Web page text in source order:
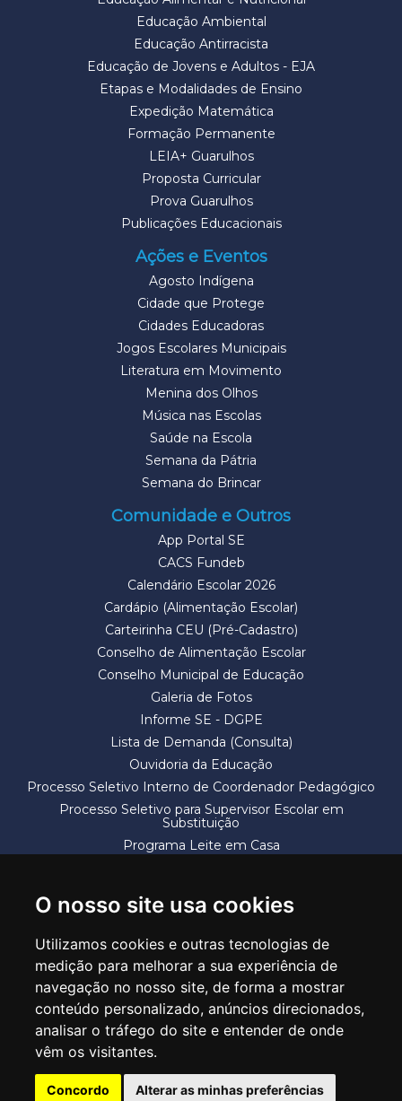
O nosso site usa cookies
Utilizamos cookies e outras tecnologias de
medição para melhorar a sua experiência de
navegação no nosso site, de forma a mostrar
conteúdo personalizado, anúncios direcionados,
analisar o tráfego do site e entender de onde
vêm os visitantes.
Concordo Alterar as minhas preferências
Educação Ambiental
Educação Antirracista
Educação de Jovens e Adultos - EJA
Etapas e Modalidades de Ensino
Expedição Matemática
Formação Permanente
LEIA+ Guarulhos
Proposta Curricular
Prova Guarulhos
Publicações Educacionais
Ações e Eventos
Agosto Indígena
Cidade que Protege
Cidades Educadoras
Jogos Escolares Municipais
Literatura em Movimento
Menina dos Olhos
Música nas Escolas
Saúde na Escola
Semana da Pátria
Semana do Brincar
Comunidade e Outros
App Portal SE
CACS Fundeb
Calendário Escolar 2026
Cardápio (Alimentação Escolar)
Carteirinha CEU (Pré-Cadastro)
Conselho de Alimentação Escolar
Conselho Municipal de Educação
Galeria de Fotos
Informe SE - DGPE
Lista de Demanda (Consulta)
Ouvidoria da Educação
Processo Seletivo Interno de Coordenador Pedagógico
Processo Seletivo para Supervisor Escolar em
Substituição
Programa Leite em Casa
SECRETARIA DE EDUCAÇÃO
Rua Claudino Barbosa, 313 - Macedo - Guarulhos/SP CEP 07113-040
Central de Atendimento: *55 11 2475-7300